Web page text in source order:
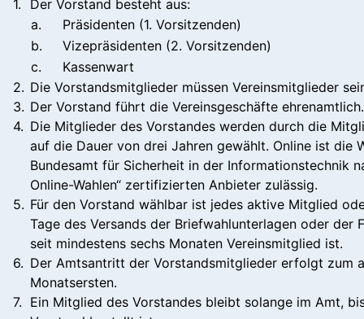
1.
Der Vorstand besteht aus:
a.
Präsidenten (1. Vorsitzenden)
b.
Vizepräsidenten (2. Vorsitzenden)
c.
Kassenwart
2. Die Vorstandsmitglieder müssen Vereinsmitglieder
3. Der Vorstand führt die Vereinsgeschäfte ehrenamtlich.
4. Die Mitglieder des Vorstandes werden durch die
auf die Dauer von drei Jahren gewählt. Online ist die
Bundesamt für Sicherheit in der Informationstechnik
Online-Wahlen“ zertifizierten Anbieter zulässig.
5. Für den Vorstand wählbar ist jedes aktive Mitglied
Tage des Versands der Briefwahlunterlagen oder der
seit mindestens sechs Monaten Vereinsmitglied ist.
6. Der Amtsantritt der Vorstandsmitglieder erfolgt zum
Monatsersten.
7. Ein Mitglied des Vorstandes bleibt solange im Amt,